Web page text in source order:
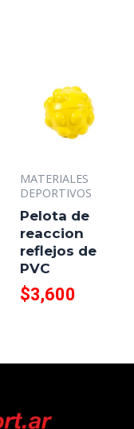
MATERIALES
DEPORTIVOS
Pelota de
reaccion
reflejos de
PVC
$3,600